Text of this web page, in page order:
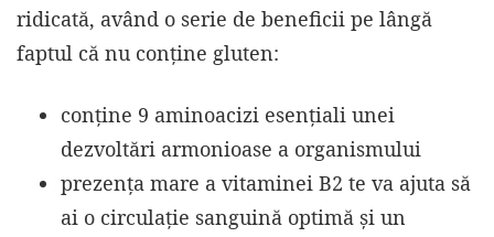
ridicată, având o serie de beneficii pe lângă
faptul că nu conține gluten:
conține 9 aminoacizi esențiali unei
dezvoltări armonioase a organismului
prezența mare a vitaminei B2 te va ajuta să
ai o circulație sanguină optimă și un